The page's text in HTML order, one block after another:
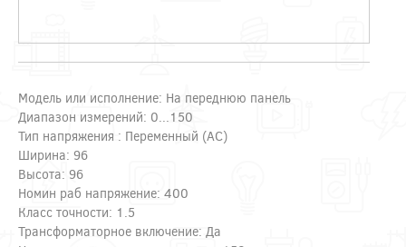
Модель или исполнение: На переднюю панель
Диапазон измерений: 0...150
Тип напряжения : Переменный (AC)
Ширина: 96
Высота: 96
Номин раб напряжение: 400
Класс точности: 1.5
Трансформаторное включение: Да